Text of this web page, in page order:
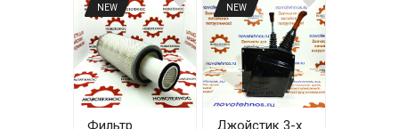
NEW
Фильтр
NEW
Джойстик 3-х